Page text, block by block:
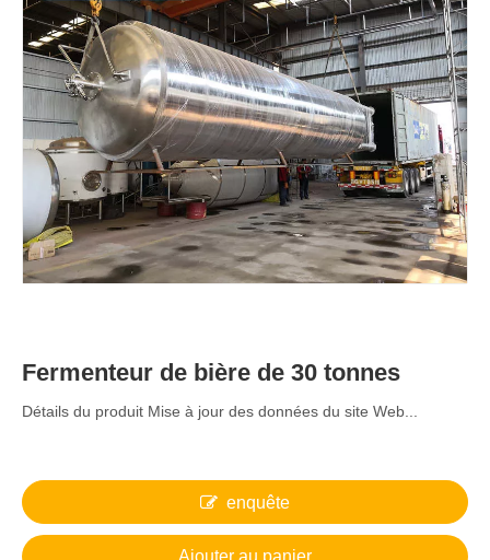
Fermenteur de bière de 30 tonnes
Détails du produit Mise à jour des données du site Web...
enquête
Ajouter au panier